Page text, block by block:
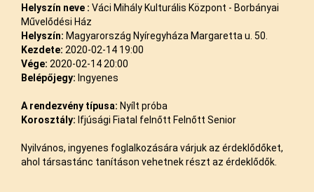
Helyszín neve : Váci Mihály Kulturális Központ - Borbányai
Művelődési Ház
Helyszín: Magyarország Nyíregyháza Margaretta u. 50.
Kezdete: 2020-02-14 19:00
Vége: 2020-02-14 20:00
Belépőjegy: Ingyenes
A rendezvény típusa: Nyílt próba
Korosztály: Ifjúsági Fiatal felnőtt Felnőtt Senior
Nyilvános, ingyenes foglalkozására várjuk az érdeklődőket,
ahol társastánc tanításon vehetnek részt az érdeklődők.